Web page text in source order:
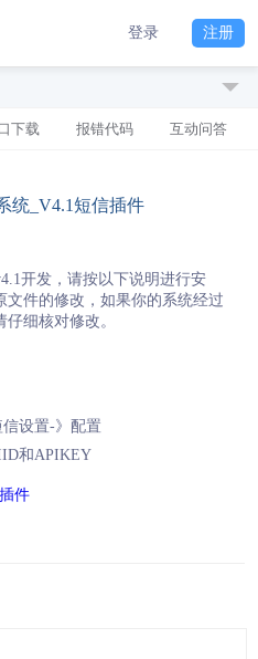
登录 注册
下载 报错代码 互动问答
统_V4.1短信插件
开发，请按以下说明进行安
件的修改，如果你的系统经过
细核对修改。
设置-》配置
和APIKEY
件